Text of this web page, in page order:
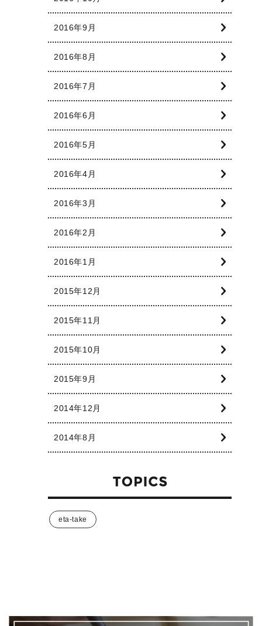
2016年9月
2016年8月
2016年7月
2016年6月
2016年5月
2016年4月
2016年3月
2016年2月
2016年1月
2015年12月
2015年11月
2015年10月
2015年9月
2014年12月
2014年8月
eta-take